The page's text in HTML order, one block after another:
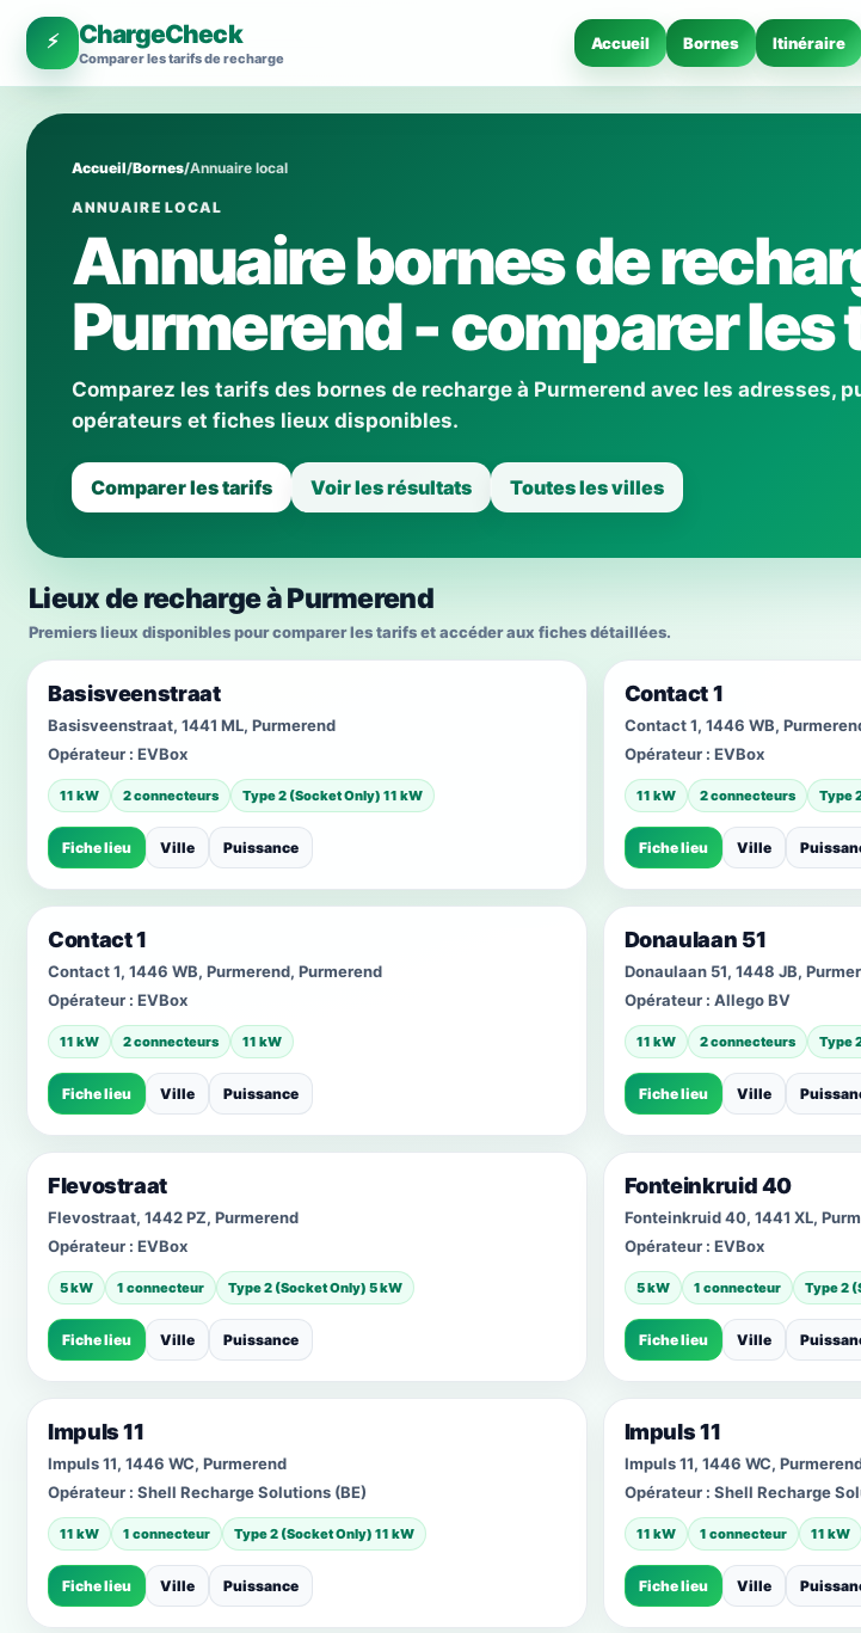
⚡ ChargeCheck
Comparer les tarifs de recharge
Accueil Bornes Itinéraire
Accueil/Bornes/Annuaire local
ANNUAIRE LOCAL
Annuaire bornes de
Purmerend - comparer les
Comparez les tarifs des bornes de recharge à Purmerend avec les adresses,
opérateurs et fiches lieux disponibles.
Comparer les tarifs Voir les résultats Toutes les villes
Lieux de recharge à Purmerend
Premiers lieux disponibles pour comparer les tarifs et accéder aux fiches détaillées.
Basisveenstraat
Basisveenstraat, 1441 ML, Purmerend
Opérateur : EVBox
11 kW 2 connecteurs Type 2 (Socket Only) 11 kW
Fiche lieu Ville Puissance
Contact 1
Contact 1, 1446 WB,
Opérateur : EVBox
11 kW 2 connecteurs Type
Fiche lieu Ville
Contact 1
Contact 1, 1446 WB, Purmerend, Purmerend
Opérateur : EVBox
11 kW 2 connecteurs 11 kW
Fiche lieu Ville Puissance
Donaulaan 51
Donaulaan 51, 1448 JB,
Opérateur : Allego BV
11 kW 2 connecteurs Type
Fiche lieu Ville
Flevostraat
Flevostraat, 1442 PZ, Purmerend
Opérateur : EVBox
5 kW 1 connecteur Type 2 (Socket Only) 5 kW
Fiche lieu Ville Puissance
Fonteinkruid 40
Fonteinkruid 40, 1441 XL,
Opérateur : EVBox
5 kW 1 connecteur Type 2
Fiche lieu Ville
Impuls 11
Impuls 11, 1446 WC, Purmerend
Opérateur : Shell Recharge Solutions (BE)
11 kW 1 connecteur Type 2 (Socket Only) 11 kW
Fiche lieu Ville Puissance
Impuls 11
Impuls 11, 1446 WC,
Opérateur : Shell Recharge
11 kW 1 connecteur 11 kW
Fiche lieu Ville